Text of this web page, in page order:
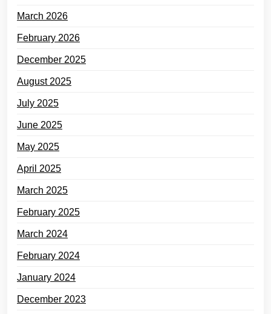
March 2026
February 2026
December 2025
August 2025
July 2025
June 2025
May 2025
April 2025
March 2025
February 2025
March 2024
February 2024
January 2024
December 2023